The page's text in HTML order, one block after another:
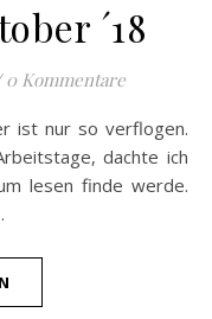
´18
0 Kommentare
dachte ich
lesen finde werde.